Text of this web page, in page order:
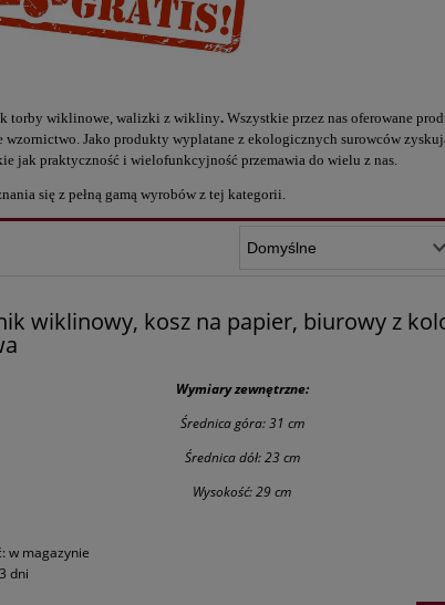
torby wiklinowe, walizki z wikliny. Wszystkie przez nas oferowane
Jako produkty wyplatane z ekologicznych surowców
jak praktyczność i wielofunkcyjność przemawia do wielu z nas.
się z pełną gamą wyrobów z tej kategorii.
wiklinowy, kosz na papier, biurowy z
Wymiary zewnętrzne:
Średnica góra: 31 cm
Średnica dół: 23 cm
Wysokość: 29 cm
w magazynie
3 dni